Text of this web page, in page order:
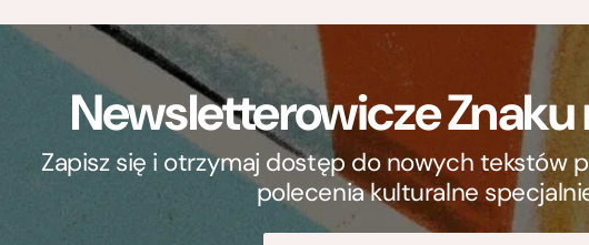
Newsletterowicze Znaku
Zapisz się i otrzymaj dostęp do nowych tekstów
polecenia kulturalne